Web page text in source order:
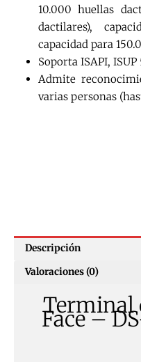
10.000 huellas
dactilares),
capacidad para
Soporta ISAPI, ISUP
Admite
varias personas
Descripción
Valoraciones (0)
Terminal
Face –